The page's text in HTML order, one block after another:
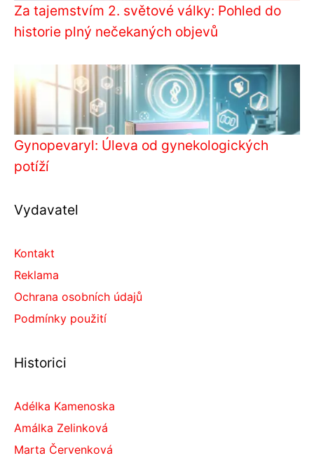
Za tajemstvím 2. světové války: Pohled do
historie plný nečekaných objevů
Gynopevaryl: Úleva od gynekologických
potíží
Vydavatel
Kontakt
Reklama
Ochrana osobních údajů
Podmínky použití
Historici
Adélka Kamenoska
Amálka Zelinková
Marta Červenková